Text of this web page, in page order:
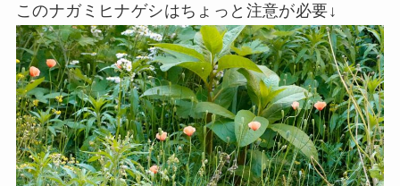
このナガミヒナゲシはちょっと注意が必要↓